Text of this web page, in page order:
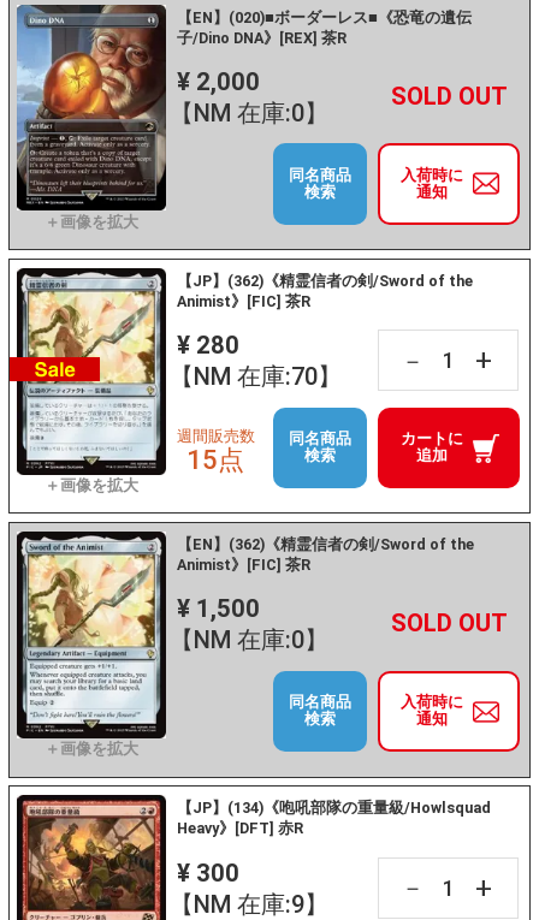
【EN】(020)■ボーダーレス■《恐竜の遺伝
子/Dino DNA》[REX] 茶R
¥ 2,000
【NM 在庫:0】
－ +
入荷時に
通知
同名商品
検索
【JP】(362)《精霊信者の剣/Sword of the
Animist》[FIC] 茶R
¥ 280
【NM 在庫:70】
－ +
カートに
追加
週間販売数
15点
同名商品
検索
【EN】(362)《精霊信者の剣/Sword of the
Animist》[FIC] 茶R
¥ 1,500
【NM 在庫:0】
－ +
入荷時に
通知
同名商品
検索
【JP】(134)《咆吼部隊の重量級/Howlsquad
Heavy》[DFT] 赤R
¥ 300
【NM 在庫:9】
－ +